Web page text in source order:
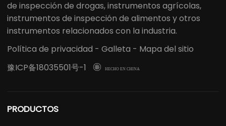
de inspección de drogas, instrumentos agrícolas,
instrumentos de inspección de alimentos y otros
instrumentos relacionados con la industria.
Política de privacidad - Galleta - Mapa del sitio
豫ICP备18035501号-1
 HECHO EN CHINA
PRODUCTOS